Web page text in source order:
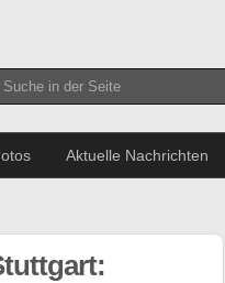
Aktuelle Nachrichten